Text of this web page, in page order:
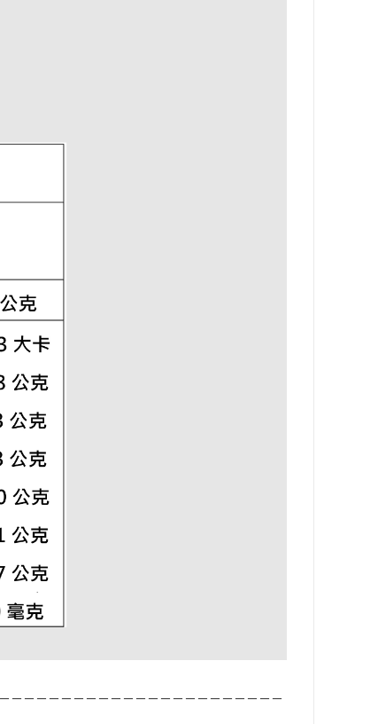
－－－－－－－－－－－－－－－－－－－－－－